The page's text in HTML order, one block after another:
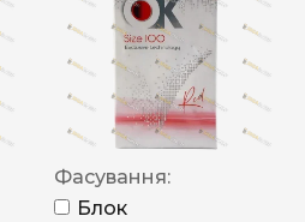
Фасування:
Блок